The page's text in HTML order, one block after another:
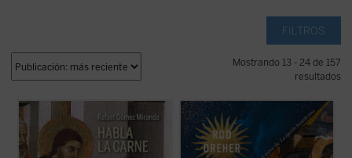
FILTROS
Mostrando 13 - 24 de 157
resultados
fragmentan y se reducen a meros
conceptos, Rafael Gómez Miranda nos
ofrece una exploración audaz sobre la
esencia de la carne como testigo
Rod Dreher narra cómo Occidente fue
perdiendo su capacidad de asombrarse,
cómo se «desencantó», y muestra, con
ejemplos concretos y profundamente
humanos, que ese encantamiento no ha